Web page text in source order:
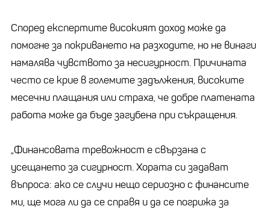
Според експертите високият доход може да
помогне за покриването на разходите, но не винаги
намалява чувството за несигурност. Причината
често се крие в големите задължения, високите
месечни плащания или страха, че добре платената
работа може да бъде загубена при съкращения.
„Финансовата тревожност е свързана с
усещането за сигурност. Хората си задават
въпроса: ако се случи нещо сериозно с финансите
ми, ще мога ли да се справя и да се погрижа за